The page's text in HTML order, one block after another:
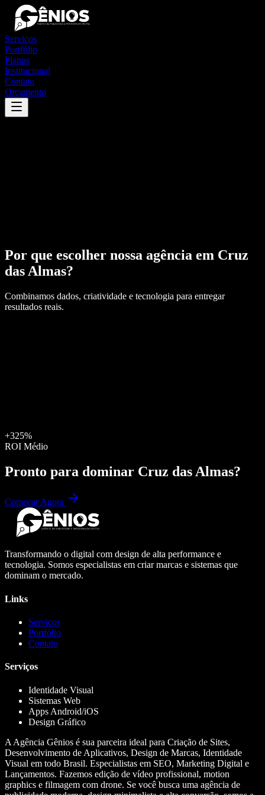
Serviços
Portfólio
Planos
Institucional
Contato
Orçamento
Por que escolher nossa agência em Cruz
das Almas?
Combinamos dados, criatividade e tecnologia para entregar
resultados reais.
+325%
ROI Médio
Pronto para dominar Cruz das Almas?
Começar Agora
Transformando o digital com design de alta performance e
tecnologia. Somos especialistas em criar marcas e sistemas que
dominam o mercado.
Links
Serviços
Portfólio
Contato
Serviços
Identidade Visual
Sistemas Web
Apps Android/iOS
Design Gráfico
A Agência Gênios é sua parceira ideal para Criação de Sites,
Desenvolvimento de Aplicativos, Design de Marcas, Identidade
Visual em todo Brasil. Especialistas em SEO, Marketing Digital e
Lançamentos. Fazemos edição de vídeo profissional, motion
graphics e filmagem com drone. Se você busca uma agência de